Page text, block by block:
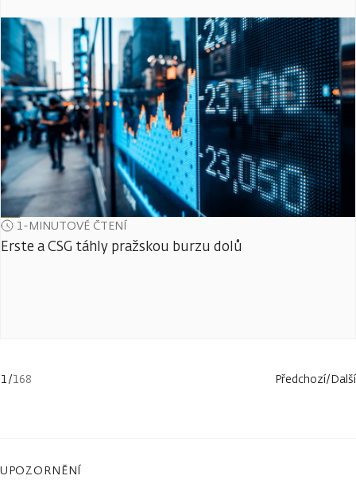
1-MINUTOVÉ ČTENÍ
Erste a CSG táhly pražskou burzu dolů
1/168 Předchozí/Další
UPOZORNĚNÍ